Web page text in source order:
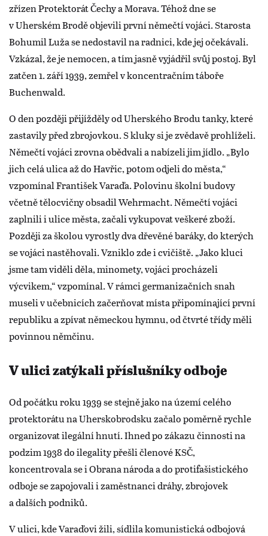
zřízen Protektorát Čechy a Morava. Téhož dne se
v Uherském Brodě objevili první němečtí vojáci. Starosta
Bohumil Luža se nedostavil na radnici, kde jej očekávali.
Vzkázal, že je nemocen, a tím jasně vyjádřil svůj postoj. Byl
zatčen 1. září 1939, zemřel v koncentračním táboře
Buchenwald.
O den později přijížděly od Uherského Brodu tanky, které
zastavily před zbrojovkou. S kluky si je zvědavě prohlíželi.
Němečtí vojáci zrovna obědvali a nabízeli jim jídlo. „Bylo
jich celá ulica až do Havřic, potom odjeli do města,“
vzpomínal František Varaďa. Polovinu školní budovy
včetně tělocvičny obsadil Wehrmacht. Němečtí vojáci
zaplnili i ulice města, začali vykupovat veškeré zboží.
Později za školou vyrostly dva dřevěné baráky, do kterých
se vojáci nastěhovali. Vzniklo zde i cvičiště. „Jako kluci
jsme tam viděli děla, minomety, vojáci procházeli
výcvikem,“ vzpomínal. V rámci germanizačních snah
museli v učebnicích začerňovat místa připomínající první
republiku a zpívat německou hymnu, od čtvrté třídy měli
povinnou němčinu.
V ulici zatýkali příslušníky odboje
Od počátku roku 1939 se stejně jako na území celého
protektorátu na Uherskobrodsku začalo poměrně rychle
organizovat ilegální hnutí. Ihned po zákazu činnosti na
podzim 1938 do ilegality přešli členové KSČ,
koncentrovala se i Obrana národa a do protifašistického
odboje se zapojovali i zaměstnanci dráhy, zbrojovek
a dalších podniků.
V ulici, kde Varaďovi žili, sídlila komunistická odbojová